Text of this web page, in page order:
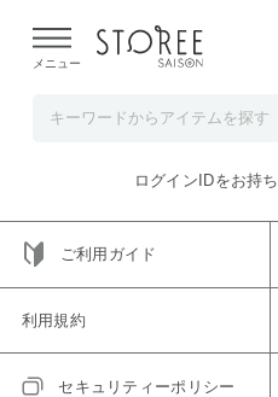
よる配送遅延が発生しておりま
メニュー
ご指定のアイテムは取り扱い
トップへ戻る
ログインIDをお持
ご利用ガイド
利用規約
セキュリティーポリシー